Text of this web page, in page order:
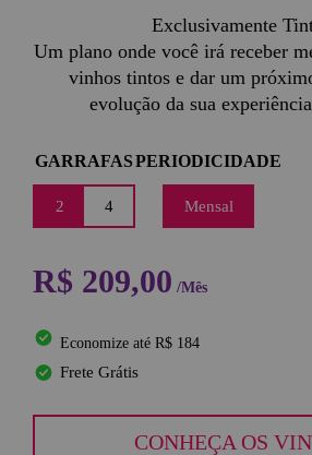
Exclusivamente
Um plano onde você irá receber
vinhos tintos e dar um
evolução da sua
GARRAFAS
2 4
PERIODICIDADE
Mensal
R$ 209,00 /Mês
Economize até R$ 184
Frete Grátis
CONHEÇA OS